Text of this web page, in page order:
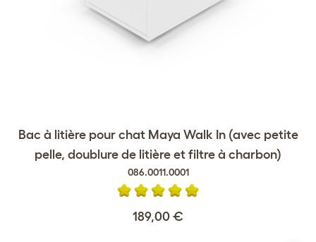
Bac à litière pour chat Maya Walk In (avec petite
pelle, doublure de litière et filtre à charbon)
086.0011.0001
189,00 €